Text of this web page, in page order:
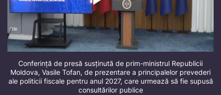
Conferință de presă susținută de prim-ministrul Republicii
Moldova, Vasile Tofan, de prezentare a principalelor prevederi
ale politicii fiscale pentru anul 2027, care urmează să fie supusă
consultărilor publice